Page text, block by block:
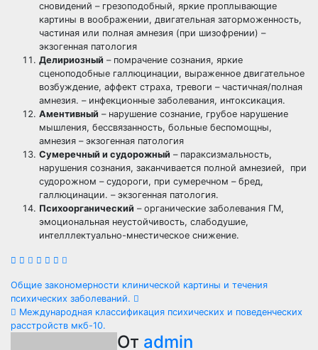
сновидений – грезоподобный, яркие проплывающие
картины в воображении, двигательная заторможенность,
частиная или полная амнезия (при шизофрении) –
экзогенная патология
Делириозный – помрачение сознания, яркие
сценоподобные галлюцинации, выраженное двигательное
возбуждение, аффект страха, тревоги – частичная/полная
амнезия. – инфекционные заболевания, интоксикация.
Аментивный – нарушение сознание, грубое нарушение
мышления, бессвязанность, больные беспомощны,
амнезия – экзогенная патология
Сумеречный и судорожный – параксизмальность,
нарушения сознания, заканчивается полной амнезией, при
судорожном – судороги, при сумеречном – бред,
галлюцинации. – экзогенная патология.
Психоорганический – органические заболевания ГМ,
эмоциональная неустойчивость, слабодушие,
интелллектуально-мнестическое снижение.
Навигация
по
Общие закономерности клинической картины и течения
психических заболеваний.
Международная классификация психических и поведенческих
расстройств мкб-10.
От admin